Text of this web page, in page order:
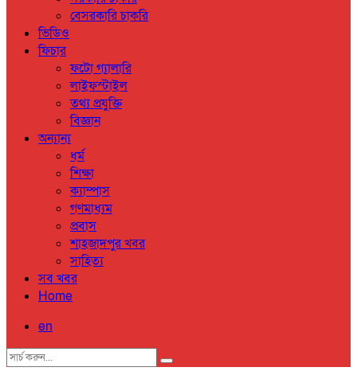
বেসরকারি চাকরি
ভিডিও
ফিচার
ফটো গ্যালারি
লাইফস্টাইল
তথ্য প্রযুক্তি
বিজ্ঞান
অন্যান্য
ধর্ম
শিক্ষা
ক্যাম্পাস
গণমাধ্যম
প্রবাস
শাহজাদপুর খবর
সাহিত্য
সব খবর
Home
en